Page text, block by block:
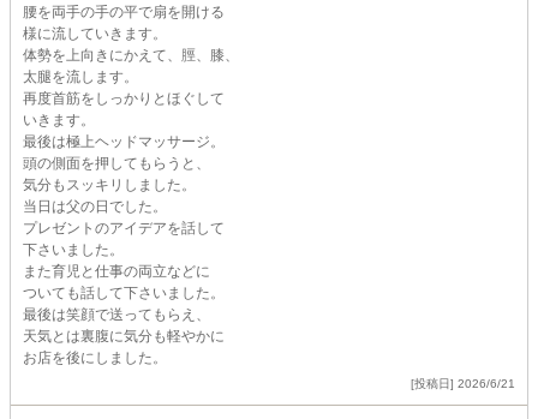
腰を両手の手の平で扇を開ける
様に流していきます。
体勢を上向きにかえて、脛、膝、
太腿を流します。
再度首筋をしっかりとほぐして
いきます。
最後は極上ヘッドマッサージ。
頭の側面を押してもらうと、
気分もスッキリしました。
当日は父の日でした。
プレゼントのアイデアを話して
下さいました。
また育児と仕事の両立などに
ついても話して下さいました。
最後は笑顔で送ってもらえ、
天気とは裏腹に気分も軽やかに
お店を後にしました。
[投稿日] 2026/6/21